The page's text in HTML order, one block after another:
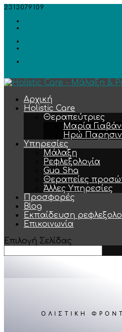
2313079109
Αρχική
Holistic Care
Θεραπεύτριες
Μαρία
Ηρώ
Υπηρεσίες
Μάλαξη
Ρεφλεξολογία
Gua Sha
Θεραπείες
Άλλες Υπηρεσίες
Προσφορές
Blog
Εκπαίδευση
Επικοινωνία
Επιλογή Σελίδας
ΟΛΙΣΤΙΚΗ